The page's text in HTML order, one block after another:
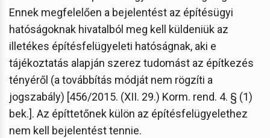
Ennek megfelelően a bejelentést az építésügyi
hatóságoknak hivatalból meg kell küldeniük az
illetékes építésfelügyeleti hatóságnak, aki e
tájékoztatás alapján szerez tudomást az építkezés
tényéről (a továbbítás módját nem rögzíti a
jogszabály) [456/2015. (XII. 29.) Korm. rend. 4. § (1)
bek.]. Az építtetőnek külön az építésfelügyelethez
nem kell bejelentést tennie.